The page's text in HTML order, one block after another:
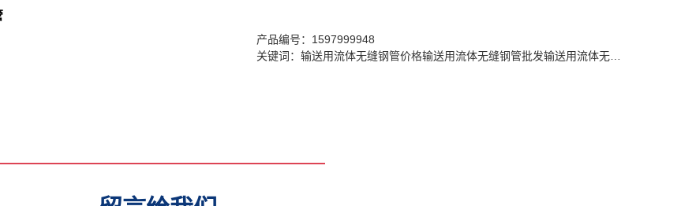
产品编号：1597999948
关键词： 输送用流体无缝钢管价格输送用流体无缝钢管批发输送用流体无缝钢管公司